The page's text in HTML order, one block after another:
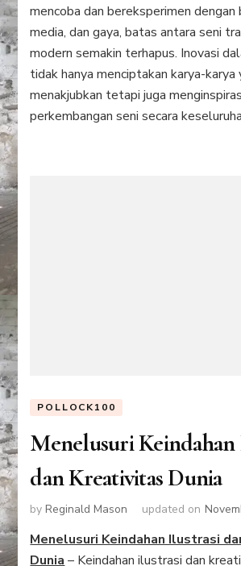
mencoba dan bereksperimen dengan
media, dan gaya, batas antara seni
modern semakin terhapus. Inovasi
tidak hanya menciptakan karya-karya
menakjubkan tetapi juga
perkembangan seni secara
POLLOCK100
Menelusuri
dan Kreativitas Dunia
byReginald Mason updated on
Menelusuri Keindahan Ilustrasi
Dunia – Keindahan ilustrasi dan